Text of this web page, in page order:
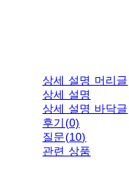
상세 설명 머리글
상세 설명
상세 설명 바닥글
후기(0)
질문(10)
관련 상품